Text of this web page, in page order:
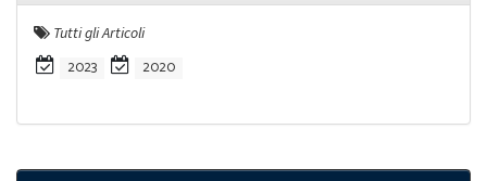
Tutti gli Articoli
2023 2020